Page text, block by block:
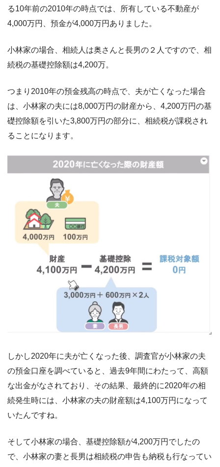
る10年前の2010年の時点では、所有している不動産が
4,000万円、預金が4,000万円ありました。
小林家の場合、相続人は奥さんと長男の２人ですので、相
続税の基礎控除額は4,200万。
つまり2010年の預金残高の時点で、夫が亡くなった場合
は、小林家の夫には8,000万円の財産から、4,200万円の基
礎控除額を引いた3,800万円の部分に、相続税が課税され
ることになります。
しかし2020年に夫が亡くなった後、調査官が小林家の夫
の預金口座を調べていると、過去9年間にわたって、高額
な出金がなされており、その結果、最終的に2020年の相
続発生時には、小林家の夫の財産額は4,100万円になって
いたんですね。
そして小林家の場合、基礎控除額が4,200万円でしたの
で、小林家の妻と長男は相続税の申告も納税も行なってい